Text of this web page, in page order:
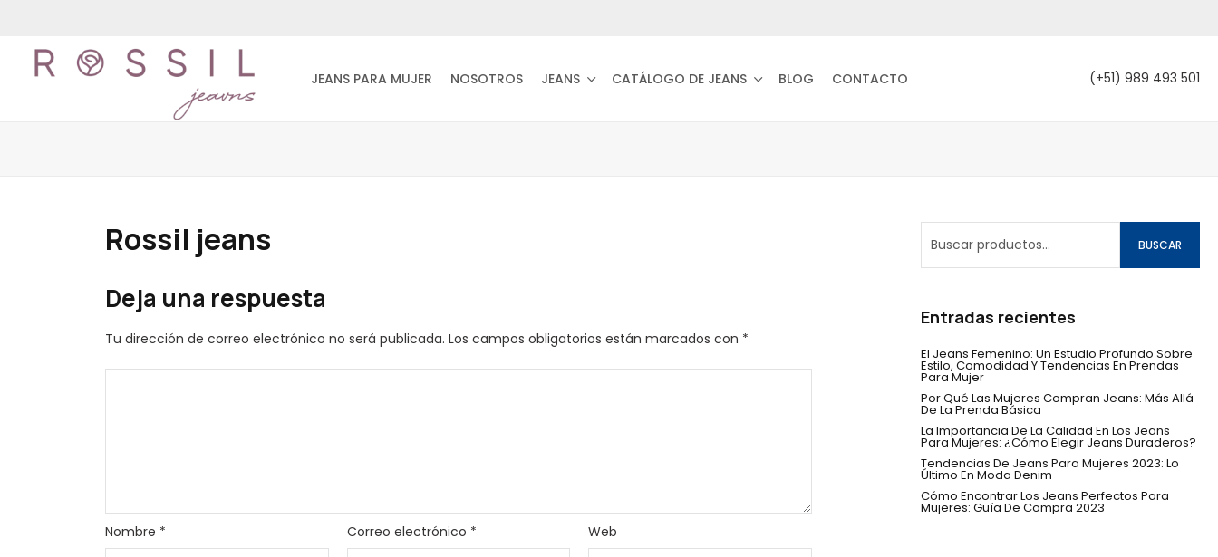
JEANS PARA MUJER NOSOTROS JEANS CATÁLOGO DE JEANS BLOG CONTACTO (+51) 989 493 501
Rossil jeans
Deja una respuesta
Tu dirección de correo electrónico no será publicada. Los campos obligatorios están marcados con *
Nombre * Correo electrónico * Web
BUSCAR
Entradas recientes
El Jeans Femenino: Un Estudio Profundo Sobre
Estilo, Comodidad Y Tendencias En Prendas
Para Mujer
Por Qué Las Mujeres Compran Jeans: Más Allá
De La Prenda Básica
La Importancia De La Calidad En Los Jeans
Para Mujeres: ¿Cómo Elegir Jeans Duraderos?
Tendencias De Jeans Para Mujeres 2023: Lo
Último En Moda Denim
Cómo Encontrar Los Jeans Perfectos Para
Mujeres: Guía De Compra 2023